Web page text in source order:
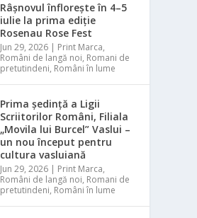
Râșnovul înflorește în 4–5
iulie la prima ediție
Rosenau Rose Fest
Jun 29, 2026 | Print Marca,
Români de langă noi, Romani de
pretutindeni, Români în lume
Prima ședință a Ligii
Scriitorilor Români, Filiala
„Movila lui Burcel” Vaslui –
un nou început pentru
cultura vasluiană
Jun 29, 2026 | Print Marca,
Români de langă noi, Romani de
pretutindeni, Români în lume